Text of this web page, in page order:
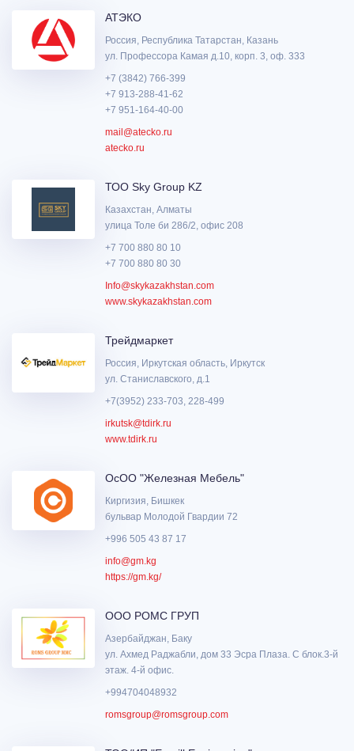
АТЭКО
Россия, Республика Татарстан, Казань
ул. Профессора Камая д.10, корп. 3, оф. 333
+7 (3842) 766-399
+7 913-288-41-62
+7 951-164-40-00
mail@atecko.ru
atecko.ru
ТОО Sky Group KZ
Казахстан, Алматы
улица Толе би 286/2, офис 208
+7 700 880 80 10
+7 700 880 80 30
Info@skykazakhstan.com
www.skykazakhstan.com
Трейдмаркет
Россия, Иркутская область, Иркутск
ул. Станиславского, д.1
+7(3952) 233-703, 228-499
irkutsk@tdirk.ru
www.tdirk.ru
ОсОО "Железная Мебель"
Киргизия, Бишкек
бульвар Молодой Гвардии 72
+996 505 43 87 17
info@gm.kg
https://gm.kg/
ООО РОМС ГРУП
Азербайджан, Баку
ул. Ахмед Раджабли, дом 33 Эсра Плаза. С блок.3-й
этаж. 4-й офис.
+994704048932
romsgroup@romsgroup.com